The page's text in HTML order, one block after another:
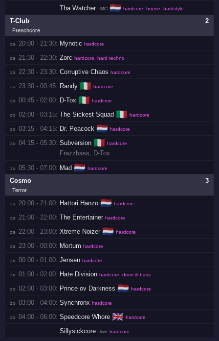
Tha Watcher · MC 🇳🇱 hardcore, house, hardstyle
2
T-Club
Frenchcore
za 20:00 - 21:30: Mynotic hardcore
za 21:30 - 22:30: Zorc hardcore, hard techno
za 22:30 - 23:30: Corruptive Chaos hardcore
za 23:30 - 00:45: Randy 🇮🇹 hardcore
zo 00:45 - 02:00: D-Tox 🇮🇹 hardcore
zo 02:00 - 03:15: The Sickest Squad 🇮🇹 hardcore
zo 03:15 - 04:15: Dr. Peacock 🇳🇱 hardcore
zo 04:15 - 05:30: Subversion 🇮🇹 hardcore
Frazzbass, D-Tox
zo 05:30 - 07:00: Mad 🇳🇱 hardcore
3
Cosmo
Terror
za 20:00 - 21:00: Hattori Hanzo 🇳🇱 hardcore
za 21:00 - 22:00: The Entertainer hardcore
za 22:00 - 23:00: Xtreme Noizer 🇳🇱 hardcore
za 23:00 - 00:00: Mortum hardcore
zo 00:00 - 01:00: Jensen hardcore
zo 01:00 - 02:00: Hate Division hardcore, drum & bass
zo 02:00 - 03:00: Prince ov Darkness 🇳🇱 hardcore
zo 03:00 - 04:00: Synchronx hardcore
zo 04:00 - 06:00: Speedcore Whore 🇬🇧 hardcore
Sillysickcore · live hardcore